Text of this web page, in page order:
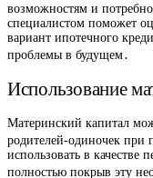
возможностям и
специалистом поможет
вариант ипотечного
проблемы в будущем․
Использование
Материнский капитал
родителей-одиночек
использовать в качестве
полностью покрыв эту